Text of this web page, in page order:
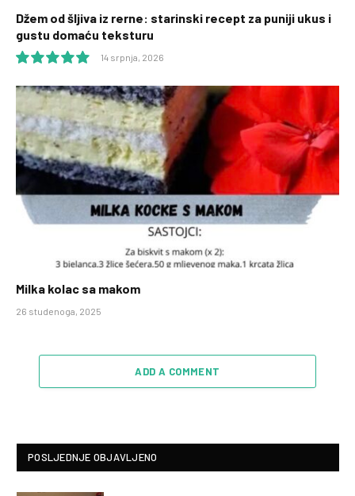
Džem od šljiva iz rerne: starinski recept za puniji ukus i
gustu domaću teksturu
10.0
14 srpnja, 2026
Milka kolac sa makom
26 studenoga, 2025
ADD A COMMENT
POSLJEDNJE OBJAVLJENO